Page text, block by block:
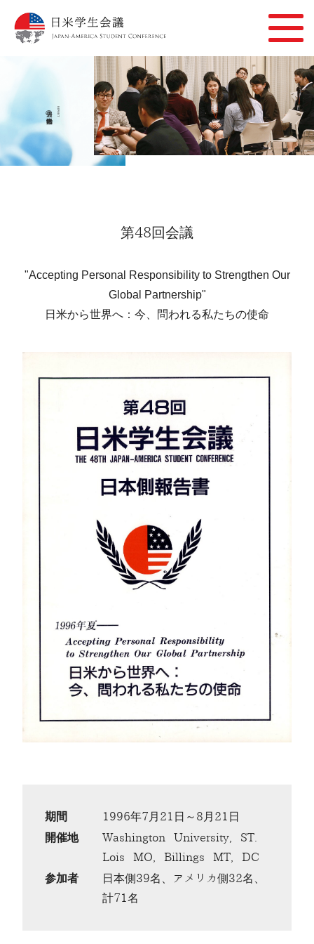
REPORT
過去の活動報告
第48回会議
"Accepting Personal Responsibility to Strengthen Our
Global Partnership"
日米から世界へ：今、問われる私たちの使命
期間
1996年7月21日～8月21日
開催地
Washington University, ST.
Lois MO, Billings MT, DC
参加者
日本側39名、アメリカ側32名、
計71名